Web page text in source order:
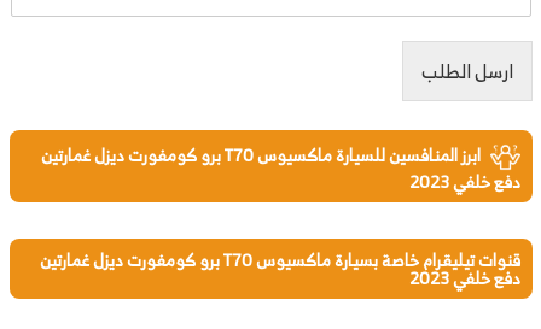
ارسل الطلب
ابرز المنافسين للسيارة ماكسيوس T70 برو كومفورت ديزل غمارتين
دفع خلفي 2023
قنوات تيليقرام خاصة بسيارة ماكسيوس T70 برو كومفورت ديزل غمارتين
دفع خلفي 2023